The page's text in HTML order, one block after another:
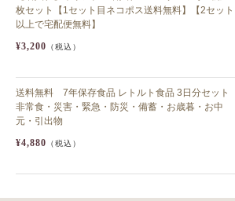
枚セット【1セット目ネコポス送料無料】【2セット
以上で宅配便無料】
¥3,200 （税込）
送料無料 7年保存食品 レトルト食品 3日分セット
非常食・災害・緊急・防災・備蓄・お歳暮・お中
元・引出物
¥4,880 （税込）